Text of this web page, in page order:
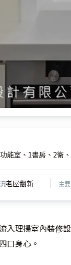
能室、1書房、2衛
老屋翻新 主
理揚室內裝修
口身心。